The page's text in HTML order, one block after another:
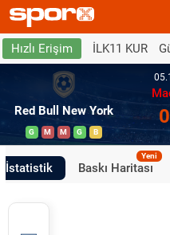
Hızlı Erişim İLK11 KUR
Red Bull New York
G M M G B
İstatistik Baskı Haritası
Yeni